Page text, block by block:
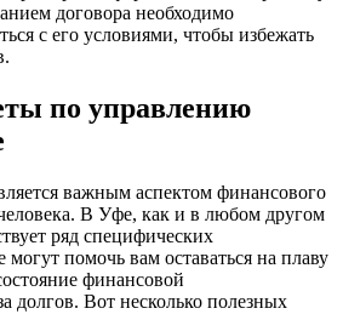
договора необходимо
с его условиями, чтобы избежать
по управлению
важным аспектом финансового
В Уфе, как и в любом другом
ряд специфических
помочь вам оставаться на плаву
финансовой
долгов. Вот несколько полезных